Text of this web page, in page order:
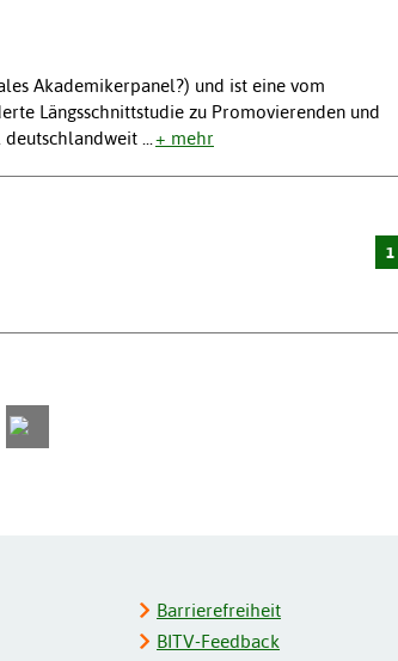
Akademikerpanel?) und ist eine vom
Längsschnittstudie zu Promovierenden und
deutschlandweit
+ mehr
1
Barrierefreiheit
BITV-Feedback